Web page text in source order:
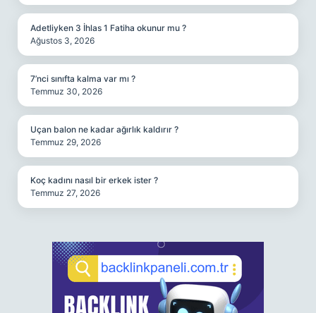
Adetliyken 3 İhlas 1 Fatiha okunur mu ?
Ağustos 3, 2026
7’nci sınıfta kalma var mı ?
Temmuz 30, 2026
Uçan balon ne kadar ağırlık kaldırır ?
Temmuz 29, 2026
Koç kadını nasıl bir erkek ister ?
Temmuz 27, 2026